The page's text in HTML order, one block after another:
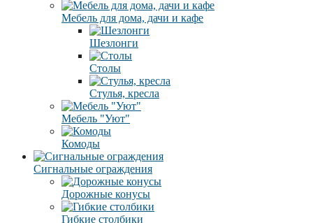
Мебель для дома, дачи и кафе
Шезлонги
Столы
Стулья, кресла
Мебель "Уют"
Комоды
Сигнальные ограждения
Дорожные конусы
Гибкие столбики